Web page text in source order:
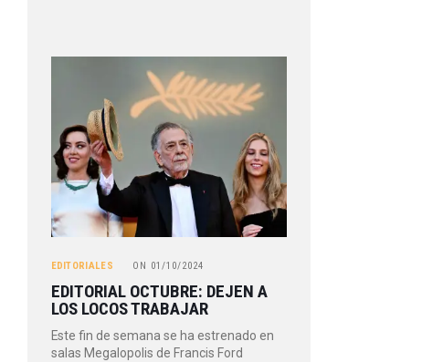
EDITORIALES ON 01/10/2024
EDITORIAL OCTUBRE: DEJEN A
LOS LOCOS TRABAJAR
Este fin de semana se ha estrenado en
salas Megalopolis de Francis Ford